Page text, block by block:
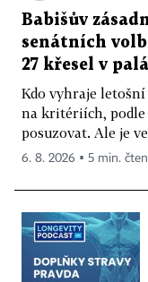
Babišův
senátních
27 křesel v
Kdo vyhraje
na kritériích,
posuzovat. Ale je
6. 8. 2026 ▪ 5 min.